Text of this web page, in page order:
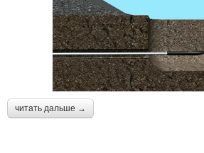
читать дальше →